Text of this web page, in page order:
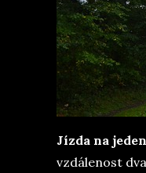
Jízda na
vzdálenost